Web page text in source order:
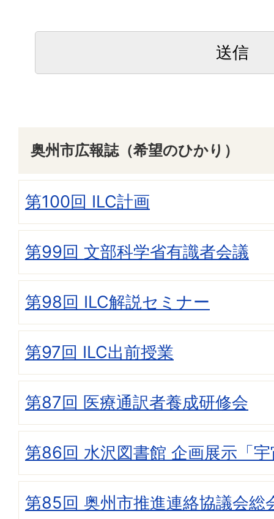
奥州市広報誌（希望のひかり）
第100回 ILC計画
第99回 文部科学省有識者会議
第98回 ILC解説セミナー
第97回 ILC出前授業
第87回 医療通訳者養成研修会
第86回 水沢図書館 企画展示「
第85回 奥州市推進連絡協議会総